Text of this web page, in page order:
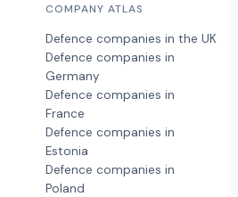
COMPANY ATLAS
Defence companies in the UK
Defence companies in
Germany
Defence companies in
France
Defence companies in
Estonia
Defence companies in
Poland